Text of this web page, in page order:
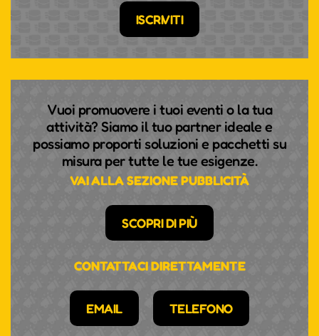
ISCRIVITI
Vuoi promuovere i tuoi eventi o la tua
attività? Siamo il tuo partner ideale e
possiamo proporti soluzioni e pacchetti su
misura per tutte le tue esigenze.
VAI ALLA SEZIONE PUBBLICITÀ
SCOPRI DI PIÙ
CONTATTACI DIRETTAMENTE
EMAIL TELEFONO